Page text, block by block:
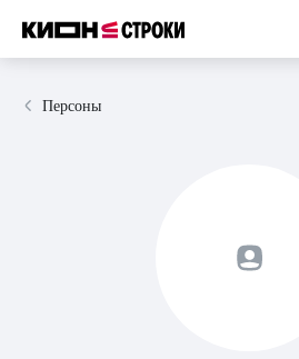
Персоны